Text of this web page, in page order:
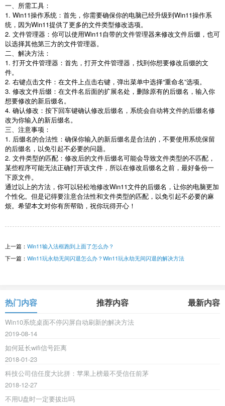
一、所需工具：
1. Win11操作系统：首先，你需要确保你的电脑已经升级到Win11操作系
统，因为Win11提供了更多的文件类型修改选项。
2. 文件管理器：你可以使用Win11自带的文件管理器来修改文件后缀，也可
以选择其他第三方的文件管理器。
二、解决方法：
1. 打开文件管理器：首先，打开文件管理器，找到你想要修改后缀的文
件。
2. 右键点击文件：在文件上点击右键，弹出菜单中选择“重命名”选项。
3. 修改文件后缀：在文件名后面的扩展名处，删除原有的后缀名，输入你
想要修改的新后缀名。
4. 确认修改：按下回车键确认修改后缀名，系统会自动将文件的后缀名修
改为你输入的新后缀名。
三、注意事项：
1. 后缀名的合法性：确保你输入的新后缀名是合法的，不要使用系统保留
的后缀名，以免引起不必要的问题。
2. 文件类型的匹配：修改后的文件后缀名可能会导致文件类型的不匹配，
某些程序可能无法正确打开该文件，所以在修改后缀名之前，最好备份一
下原文件。
通过以上的方法，你可以轻松地修改Win11文件的后缀名，让你的电脑更加
个性化。但是记得要注意合法性和文件类型的匹配，以免引起不必要的麻
烦。希望本文对你有所帮助，祝你玩得开心！
上一篇： Win11输入法框跑到上面了怎么办？
下一篇： Win11玩永劫无间闪退怎么办？Win11玩永劫无间闪退的解决方法
热门内容 推荐内容 最新内容
Win10系统桌面不停闪屏自动刷新的解决方法
2019-08-14
如何延长wifi信号距离
2018-01-23
科技公司信任度大比拼：苹果上榜最不受信任前茅
2018-12-27
不用U盘时一定要拔出吗